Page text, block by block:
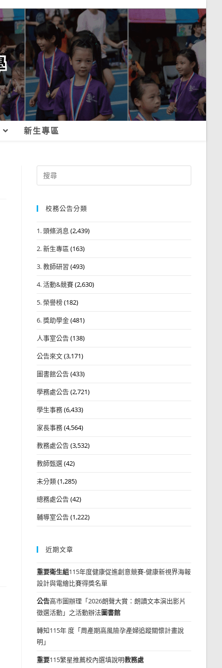
新生專區
Search
for:
校務公告分類
1. 頭條消息 (2,439)
2. 新生專區 (163)
3. 教師研習 (493)
4. 活動&競賽(2,630)
5. 榮譽榜(182)
6. 獎助學金(481)
人事室公告(138)
公告來文(3,171)
圖書館公告(433)
學務處公告(2,721)
學生事務(6,433)
家長事務(4,564)
教務處公告(3,532)
教師甄選(42)
未分類(1,285)
總務處公告(42)
輔導室公告(1,222)
近期文章
重要衛生組115年度健康促進創意競賽-健康新視界海報
設計與電繪比賽得獎名單
公告高市圖辦理「2026朗聲大賞：朗讀文本演出影片
徵選活動」之活動辦法圖書館
轉知115年 度「周產期高風險孕產婦追蹤關懷計畫說
明」
重要115繁星推薦校內選填說明教務處